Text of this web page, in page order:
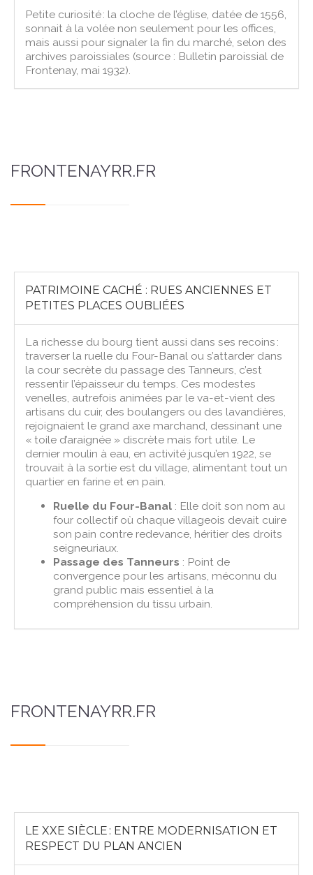
Petite curiosité : la cloche de l’église, datée de 1556,
sonnait à la volée non seulement pour les offices,
mais aussi pour signaler la fin du marché, selon des
archives paroissiales (source : Bulletin paroissial de
Frontenay, mai 1932).
FRONTENAYRR.FR
PATRIMOINE CACHÉ : RUES ANCIENNES ET
PETITES PLACES OUBLIÉES
La richesse du bourg tient aussi dans ses recoins :
traverser la ruelle du Four-Banal ou s’attarder dans
la cour secrète du passage des Tanneurs, c’est
ressentir l’épaisseur du temps. Ces modestes
venelles, autrefois animées par le va-et-vient des
artisans du cuir, des boulangers ou des lavandières,
rejoignaient le grand axe marchand, dessinant une
« toile d’araignée » discrète mais fort utile. Le
dernier moulin à eau, en activité jusqu’en 1922, se
trouvait à la sortie est du village, alimentant tout un
quartier en farine et en pain.
Ruelle du Four-Banal : Elle doit son nom au
four collectif où chaque villageois devait cuire
son pain contre redevance, héritier des droits
seigneuriaux.
Passage des Tanneurs : Point de
convergence pour les artisans, méconnu du
grand public mais essentiel à la
compréhension du tissu urbain.
FRONTENAYRR.FR
LE XXE SIÈCLE : ENTRE MODERNISATION ET
RESPECT DU PLAN ANCIEN